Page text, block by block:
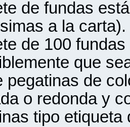
de fundas
a la carta).
de 100
que
pegatinas de
o redonda y
tipo etiqueta